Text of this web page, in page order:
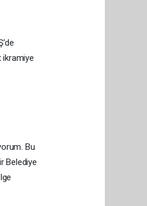
ikramiye
Bu
Belediye